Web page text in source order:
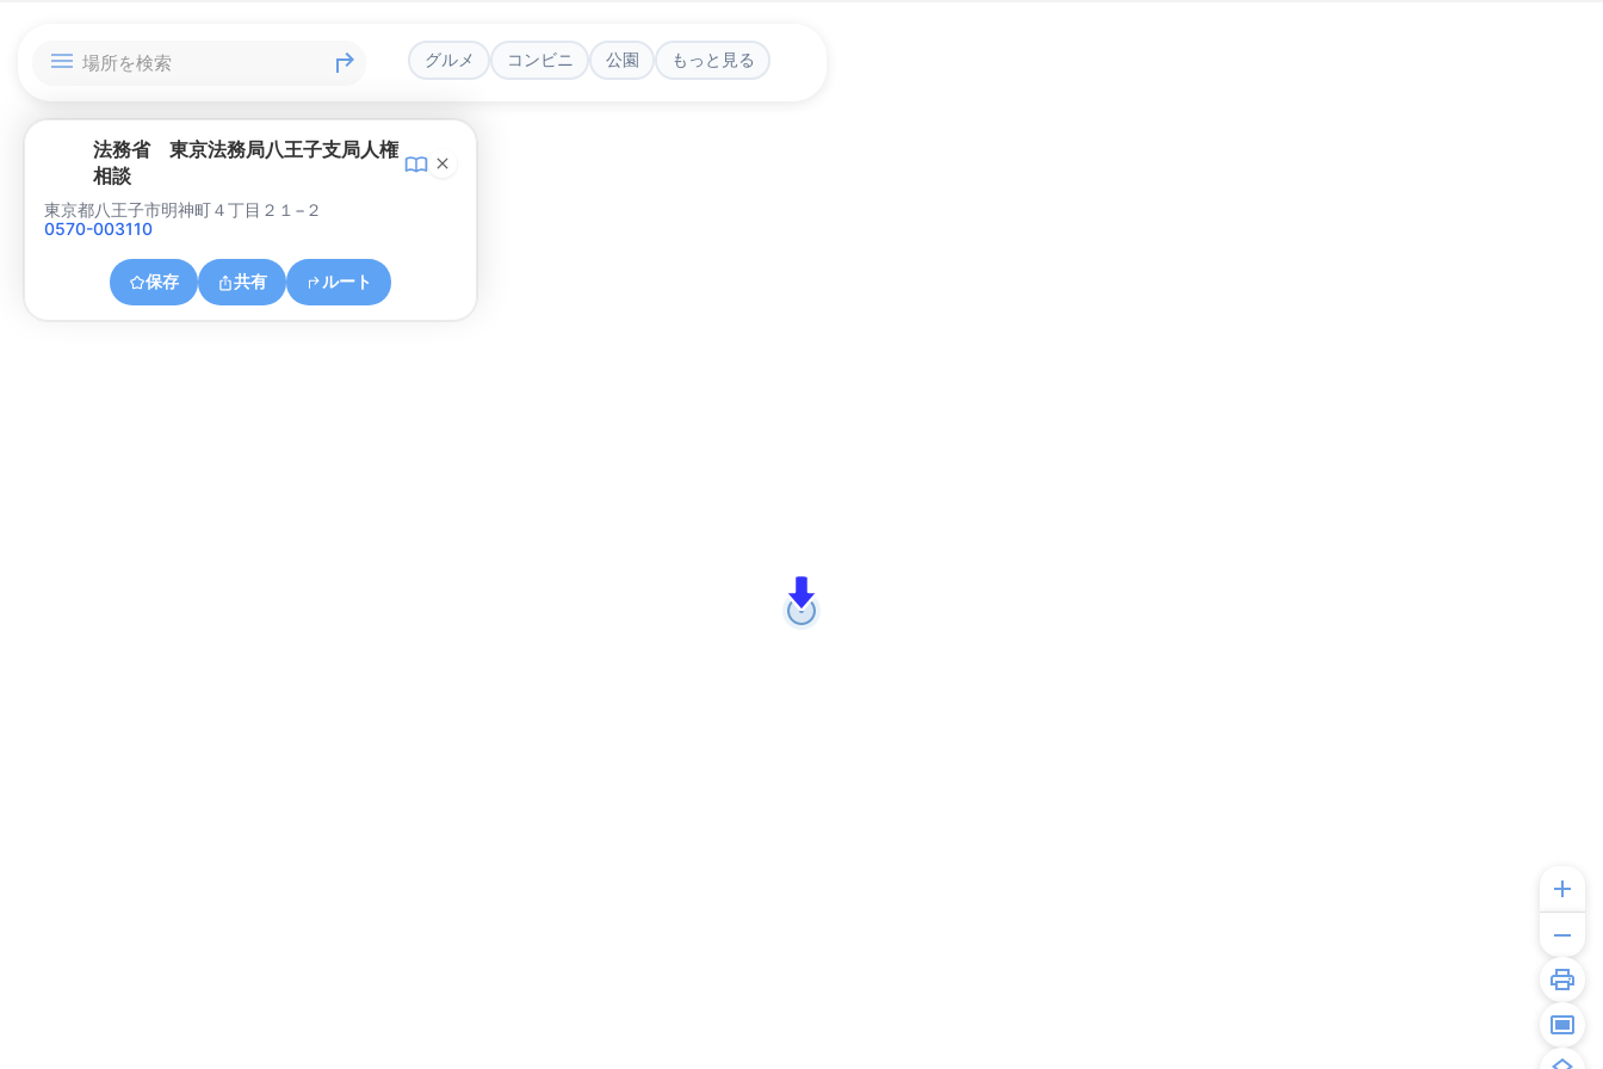
グルメ コンビニ 公園 もっと見る
法務省 東京法務局八王子支局人権
相談
東京都八王子市明神町４丁目２１−２
0570-003110
保存 共有 ルート